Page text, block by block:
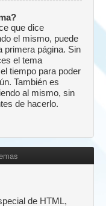
que dice
el mismo, puede
primera página. Sin
el tema
tiempo para poder
También es
al mismo, sin
de hacerlo.
de HTML,